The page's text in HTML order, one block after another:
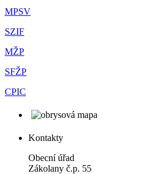
MPSV
SZIF
MŽP
SFŽP
CPIC
Kontakty
Obecní úřad
Zákolany č.p. 55